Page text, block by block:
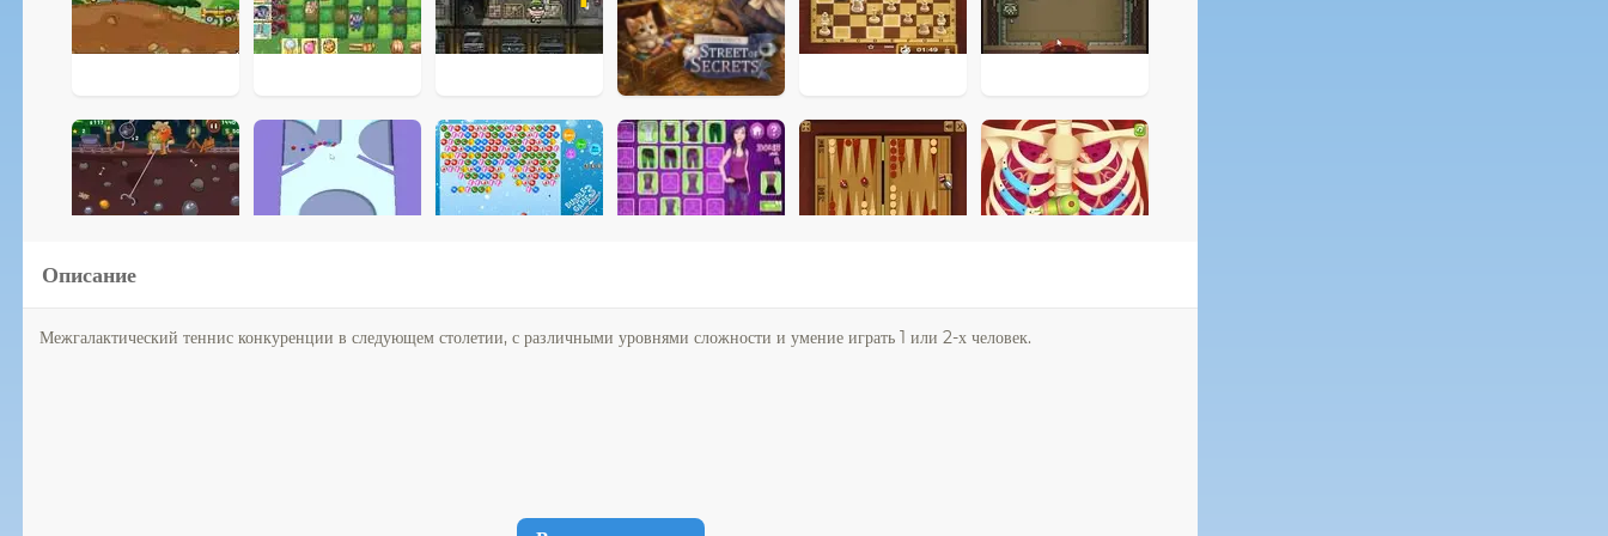
Описание
Межгалактический теннис конкуренции в следующем столетии, с различными уровнями сложности и умение играть 1 или 2-х человек.